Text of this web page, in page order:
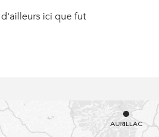
d’ailleurs ici que fut
AURILLAC